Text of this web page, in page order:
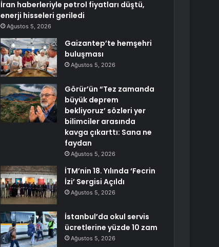
İran haberleriyle petrol fiyatları düştü,
enerji hisseleri geriledi
Ağustos 5, 2026
Gaizantep’te hemşehri
buluşması
Ağustos 5, 2026
Görür’ün “Tez zamanda
büyük deprem
bekliyoruz’ sözleri yer
bilimciler arasında
kavga çıkarttı: Sana ne
faydan
Ağustos 5, 2026
İTM’nin 18. Yılında ‘Fecrin
İzi’ Sergisi Açıldı
Ağustos 5, 2026
İstanbul’da okul servis
ücretlerine yüzde 10 zam
Ağustos 5, 2026